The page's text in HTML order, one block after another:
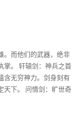
。而他们的武器，绝非
掌。 轩辕剑：神兵之首
含无穷神力。剑身刻有
天下。 问情剑：旷世奇